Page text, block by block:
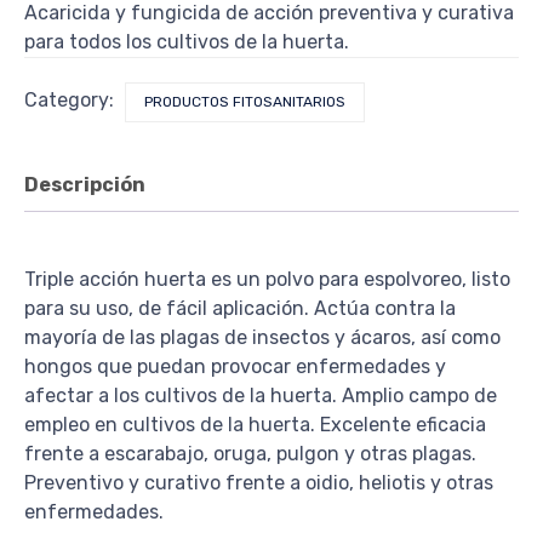
Acaricida y fungicida de acción preventiva y curativa
para todos los cultivos de la huerta.
Category: PRODUCTOS FITOSANITARIOS
Descripción
Triple acción huerta es un polvo para espolvoreo, listo
para su uso, de fácil aplicación. Actúa contra la
mayoría de las plagas de insectos y ácaros, así como
hongos que puedan provocar enfermedades y
afectar a los cultivos de la huerta. Amplio campo de
empleo en cultivos de la huerta. Excelente eficacia
frente a escarabajo, oruga, pulgon y otras plagas.
Preventivo y curativo frente a oidio, heliotis y otras
enfermedades.